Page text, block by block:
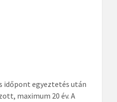
időpont egyeztetés után
maximum 20 év. A